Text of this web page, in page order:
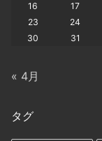
16
17
23
24
30
31
« 4月
タグ